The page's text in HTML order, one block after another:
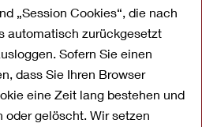
„Session Cookies“, die nach
automatisch zurückgesetzt
Sofern Sie einen
dass Sie Ihren Browser
eine Zeit lang bestehen und
oder gelöscht. Wir setzen
und ihre